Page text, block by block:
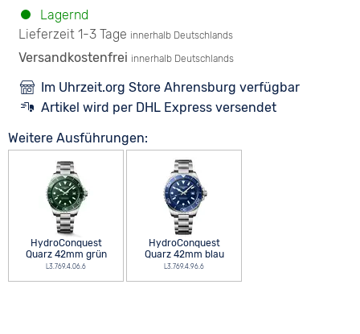
Lagernd
Lieferzeit 1-3 Tage innerhalb Deutschlands
Versandkostenfrei innerhalb Deutschlands
Im Uhrzeit.org Store Ahrensburg verfügbar
Artikel wird per DHL Express versendet
Weitere Ausführungen:
HydroConquest
Quarz 42mm grün
L3.769.4.06.6
HydroConquest
Quarz 42mm blau
L3.769.4.96.6